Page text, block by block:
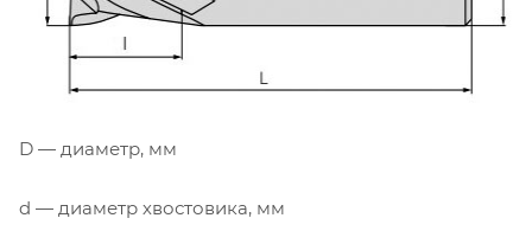
D — диаметр, мм
d — диаметр хвостовика, мм